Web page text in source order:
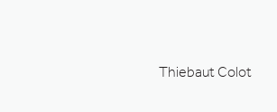
Thiebaut Colot